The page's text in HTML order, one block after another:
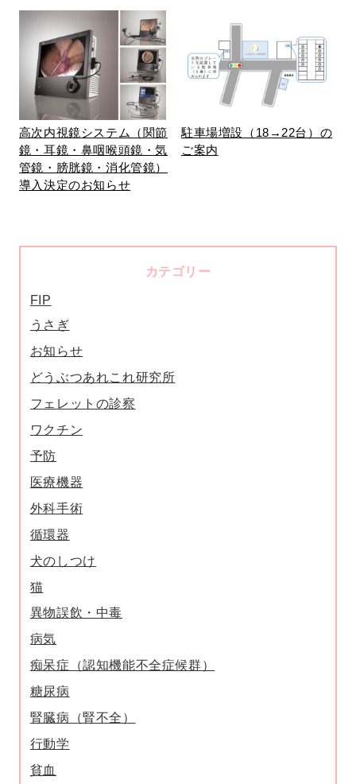
高次内視鏡システム（関節
鏡・耳鏡・鼻咽喉頭鏡・気
管鏡・膀胱鏡・消化管鏡）
導入決定のお知らせ
駐車場増設（18→22台）の
ご案内
カテゴリー
FIP
うさぎ
お知らせ
どうぶつあれこれ研究所
フェレットの診察
ワクチン
予防
医療機器
外科手術
循環器
犬のしつけ
猫
異物誤飲・中毒
病気
痴呆症（認知機能不全症候群）
糖尿病
腎臓病（腎不全）
行動学
貧血